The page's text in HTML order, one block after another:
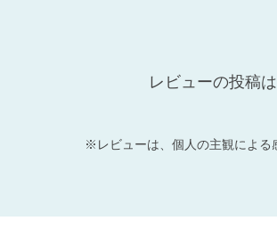
レビューの投稿
※レビューは、個人の主観による